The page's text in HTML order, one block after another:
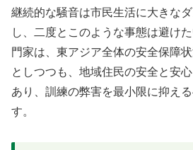
継続的な騒音は市民生活に大きな
し、二度とこのような事態は避け
門家は、東アジア全体の安全保障
としつつも、地域住民の安全と安
あり、訓練の弊害を最小限に抑え
す。